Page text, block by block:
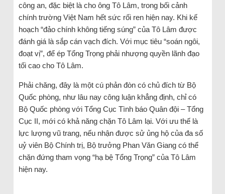
công an, đặc biệt là cho ông Tô Lâm, trong bối cảnh
chính trường Việt Nam hết sức rối ren hiện nay. Khi kế
hoạch “đảo chính không tiếng súng” của Tô Lâm được
đánh giá là sắp cán vạch đích. Với mục tiêu “soán ngôi,
đoạt vị”, để ép Tổng Trọng phải nhượng quyền lãnh đạo
tối cao cho Tô Lâm.
Phải chăng, đây là một cú phản đòn có chủ đích từ Bộ
Quốc phòng, như lâu nay công luận khẳng định, chỉ có
Bộ Quốc phòng với Tổng Cục Tình báo Quân đội – Tổng
Cục II, mới có khả năng chặn Tô Lâm lại. Với ưu thế là
lực lượng vũ trang, nếu nhận được sử ủng hộ của đa số
uỷ viên Bộ Chính trị, Bộ trưởng Phan Văn Giang có thể
chặn đứng tham vọng “hạ bệ Tổng Trọng” của Tô Lâm
hiện nay.